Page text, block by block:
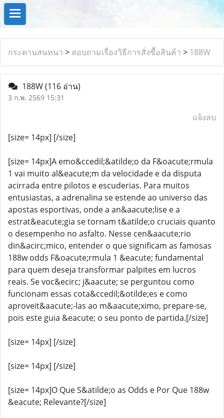
กระดานสนทนา > สอบถามเรื่องวิธีการสั่งซื้อสินค้า > 188W
188W(116 อ่าน)
3 ก.พ. 2569 15:31
แจ้งลบ
[size= 14px] [/size]
[size= 14px]A emo&ccedil;&atilde;o da F&oacute;rmula
1 vai muito al&eacute;m da velocidade e da disputa
acirrada entre pilotos e escuderias. Para muitos
entusiastas, a adrenalina se estende ao universo das
apostas esportivas, onde a an&aacute;lise e a
estrat&eacute;gia se tornam t&atilde;o cruciais quanto
o desempenho no asfalto. Nesse cen&aacute;rio
din&acirc;mico, entender o que significam as famosas
188w odds F&oacute;rmula 1 &eacute; fundamental
para quem deseja transformar palpites em lucros
reais. Se voc&ecirc; j&aacute; se perguntou como
funcionam essas cota&ccedil;&otilde;es e como
aproveit&aacute;-las ao m&aacute;ximo, prepare-se,
pois este guia &eacute; o seu ponto de partida.[/size]
[size= 14px] [/size]
[size= 14px] [/size]
[size= 14px]O Que S&atilde;o as Odds e Por Que 188w
&eacute; Relevante?[/size]